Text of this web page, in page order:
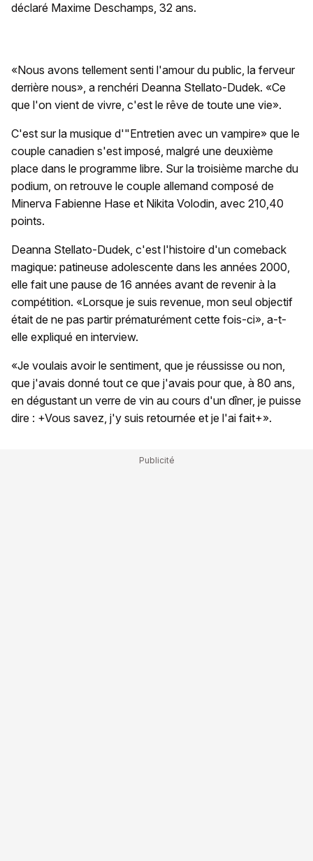
déclaré Maxime Deschamps, 32 ans.
«Nous avons tellement senti l'amour du public, la ferveur
derrière nous», a renchéri Deanna Stellato-Dudek. «Ce
que l'on vient de vivre, c'est le rêve de toute une vie».
C'est sur la musique d'"Entretien avec un vampire» que le
couple canadien s'est imposé, malgré une deuxième
place dans le programme libre. Sur la troisième marche du
podium, on retrouve le couple allemand composé de
Minerva Fabienne Hase et Nikita Volodin, avec 210,40
points.
Deanna Stellato-Dudek, c'est l'histoire d'un comeback
magique: patineuse adolescente dans les années 2000,
elle fait une pause de 16 années avant de revenir à la
compétition. «Lorsque je suis revenue, mon seul objectif
était de ne pas partir prématurément cette fois-ci», a-t-
elle expliqué en interview.
«Je voulais avoir le sentiment, que je réussisse ou non,
que j'avais donné tout ce que j'avais pour que, à 80 ans,
en dégustant un verre de vin au cours d'un dîner, je puisse
dire : +Vous savez, j'y suis retournée et je l'ai fait+».